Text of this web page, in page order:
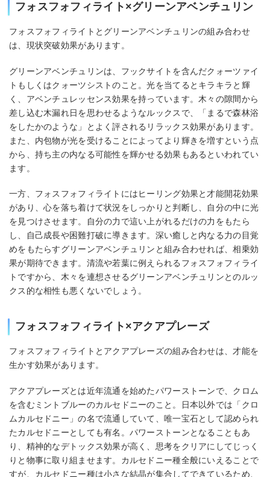
フォスフォフィライト×グリーンアベンチュリン
フォスフォフィライトとグリーンアベンチュリンの組み合わせ
は、現状突破効果があります。
グリーンアベンチュリンは、フックサイトを含んだクォーツァイ
トもしくはクォーツシストのこと。光を当てるとキラキラと輝
く、アベンチュレッセンス効果を持っています。木々の隙間から
差し込む木漏れ日を思わせるようなルックスで、「まるで森林浴
をしたかのような」とよく評されるリラックス効果があります。
また、内包物が光を受けることによってより輝きを増すという点
から、持ち主の内なる可能性を輝かせる効果もあるといわれてい
ます。
一方、フォスフォフィライトにはヒーリング効果と才能開花効果
があり、心を落ち着けて状況をしっかりと判断し、自分の中に光
を見つけさせます。自分の力で這い上がれるだけの力をもたら
し、自己成長や困難打破に導きます。深い癒しと内なる力の目覚
めをもたらすグリーンアベンチュリンと組み合わせれば、相乗効
果が期待できます。清流や若葉に例えられるフォスフォフィライ
トですから、木々を連想させるグリーンアベンチュリンとのルッ
クス的な相性も悪くないでしょう。
フォスフォフィライト×アクアプレーズ
フォスフォフィライトとアクアプレーズの組み合わせは、才能を
生かす効果があります。
アクアプレーズとは近年流通を始めたパワーストーンで、クロム
を含むミントブルーのカルセドニーのこと。日本以外では「クロ
ムカルセドニー」の名で流通していて、唯一宝石として認められ
たカルセドニーとしても有名。パワーストーンとなることもあ
り、精神的なデトックス効果が高く、思考をクリアにしてじっく
りと物事に取り組ませます。カルセドニー種全般にいえることで
すが、カルセドニー種は小さな結晶が集合してできているため、